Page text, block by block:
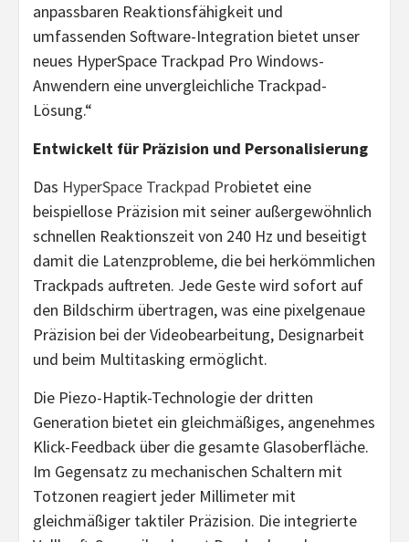
anpassbaren Reaktionsfähigkeit und
umfassenden Software-Integration bietet unser
neues HyperSpace Trackpad Pro Windows-
Anwendern eine unvergleichliche Trackpad-
Lösung.“
Entwickelt für Präzision und Personalisierung
Das HyperSpace Trackpad Probietet eine
beispiellose Präzision mit seiner außergewöhnlich
schnellen Reaktionszeit von 240 Hz und beseitigt
damit die Latenzprobleme, die bei herkömmlichen
Trackpads auftreten. Jede Geste wird sofort auf
den Bildschirm übertragen, was eine pixelgenaue
Präzision bei der Videobearbeitung, Designarbeit
und beim Multitasking ermöglicht.
Die Piezo-Haptik-Technologie der dritten
Generation bietet ein gleichmäßiges, angenehmes
Klick-Feedback über die gesamte Glasoberfläche.
Im Gegensatz zu mechanischen Schaltern mit
Totzonen reagiert jeder Millimeter mit
gleichmäßiger taktiler Präzision. Die integrierte